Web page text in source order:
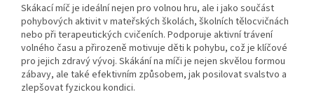
Skákací míč je ideální nejen pro volnou hru, ale i jako součást
pohybových aktivit v mateřských školách, školních tělocvičnách
nebo při terapeutických cvičeních. Podporuje aktivní trávení
volného času a přirozeně motivuje děti k pohybu, což je klíčové
pro jejich zdravý vývoj. Skákání na míči je nejen skvělou formou
zábavy, ale také efektivním způsobem, jak posilovat svalstvo a
zlepšovat fyzickou kondici.